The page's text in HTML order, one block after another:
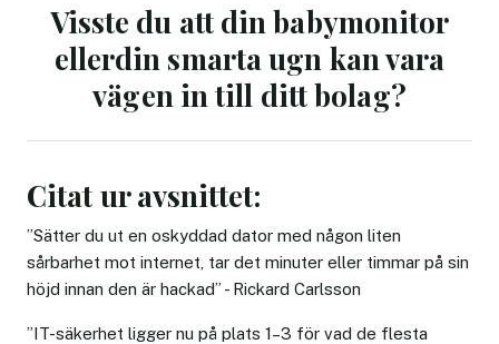
Visste du att din babymonitor
ellerdin smarta ugn kan vara
vägen in till ditt bolag?
Citat ur avsnittet:
”Sätter du ut en oskyddad dator med någon liten
sårbarhet mot internet, tar det minuter eller timmar på sin
höjd innan den är hackad” - Rickard Carlsson
”IT-säkerhet ligger nu på plats 1–3 för vad de flesta